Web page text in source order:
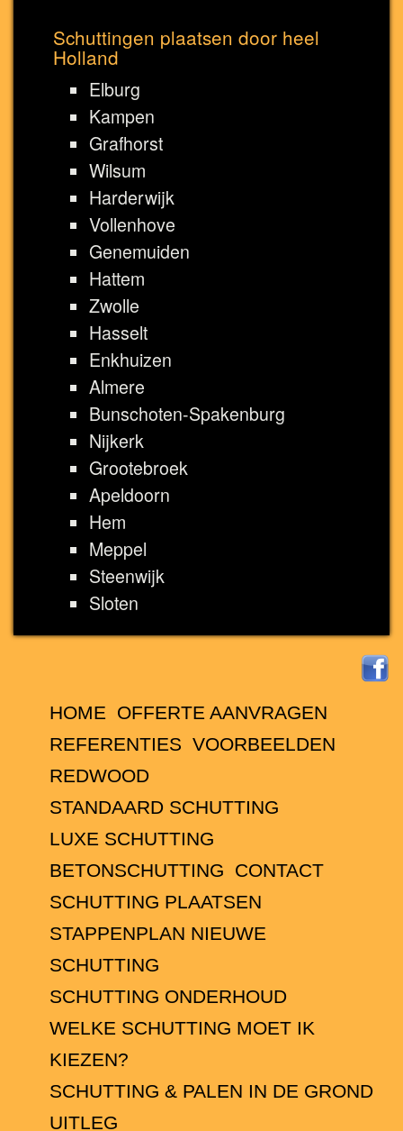
Schuttingen plaatsen door heel
Holland
Elburg
Kampen
Grafhorst
Wilsum
Harderwijk
Vollenhove
Genemuiden
Hattem
Zwolle
Hasselt
Enkhuizen
Almere
Bunschoten-Spakenburg
Nijkerk
Grootebroek
Apeldoorn
Hem
Meppel
Steenwijk
Sloten
HOME
OFFERTE AANVRAGEN
REFERENTIES VOORBEELDEN
REDWOOD
STANDAARD SCHUTTING
LUXE SCHUTTING
BETONSCHUTTING
CONTACT
SCHUTTING PLAATSEN
STAPPENPLAN NIEUWE
SCHUTTING
SCHUTTING ONDERHOUD
WELKE SCHUTTING MOET IK
KIEZEN?
SCHUTTING & PALEN IN DE GROND
UITLEG